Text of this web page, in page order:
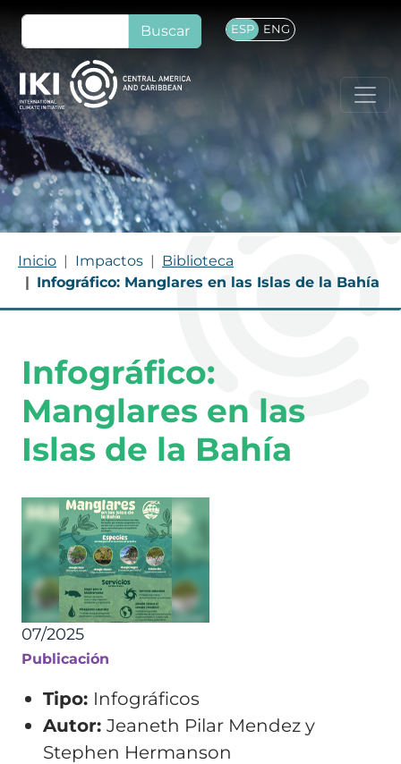
Pasar al contenido principal
Buscar ESP ENG
Ruta de navegación
Inicio Impactos
Biblioteca
Infográfico: Manglares en las Islas de la Bahía
Infográfico:
Manglares en las
Islas de la Bahía
07/2025
Publicación
Tipo: Infográficos
Autor: Jeaneth Pilar Mendez y
Stephen Hermanson